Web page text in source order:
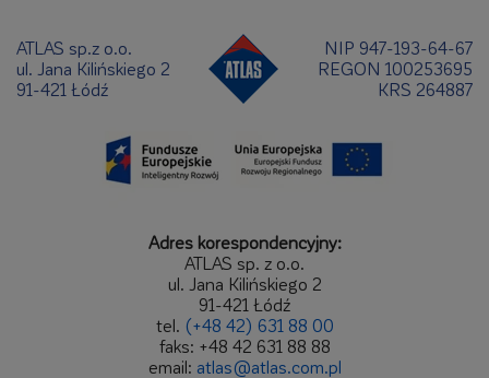
ATLAS sp.z o.o.
ul. Jana Kilińskiego 2
91-421 Łódź
NIP 947-193-64-67
REGON 100253695
KRS 264887
Adres korespondencyjny:
ATLAS sp. z o.o.
ul. Jana Kilińskiego 2
91-421 Łódź
tel. (+48 42) 631 88 00
faks: +48 42 631 88 88
email: atlas@atlas.com.pl